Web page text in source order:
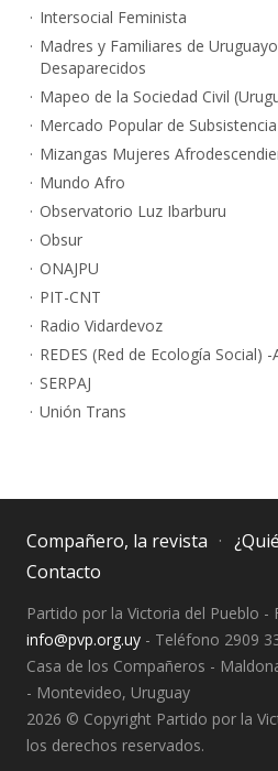
Intersocial Feminista
Madres y Familiares de
Desaparecidos
Mapeo de la Sociedad Civil
Mercado Popular de
Mizangas Mujeres
Mundo Afro
Observatorio Luz Ibarburu
Obsur
ONAJPU
PIT-CNT
Radio Vidardevoz
REDES (Red de Ecología Social)
SERPAJ
Unión Trans
Compañero, la revista
Contacto
Partido por la Victoria del Pueblo -
info@pvp.org.uy - Teléfono 2909
Casa de los Compañeros -
- Montevideo, Uruguay
2026 © Copyright Partido por la
los derechos reservados.